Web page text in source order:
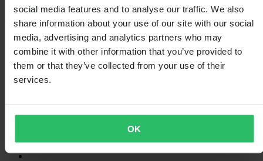
social media features and to analyse our traffic. We also
share information about your use of our site with our social
media, advertising and analytics partners who may
combine it with other information that you’ve provided to
them or that they’ve collected from your use of their
services.
OK
Gebaseerd op 19 beoordelingen
5
12
4
3
0